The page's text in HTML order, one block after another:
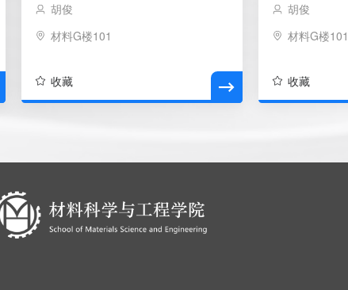
胡俊
材料G楼101
收藏
胡俊
材料G楼101
收藏